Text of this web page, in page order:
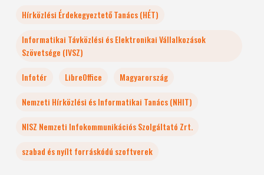
Hírközlési Érdekegyeztető Tanács (HÉT)
Informatikai Távközlési és Elektronikai Vállalkozások
Szövetsége (IVSZ)
Infotér
LibreOffice
Magyarország
Nemzeti Hírközlési és Informatikai Tanács (NHIT)
NISZ Nemzeti Infokommunikációs Szolgáltató Zrt.
szabad és nyílt forráskódú szoftverek